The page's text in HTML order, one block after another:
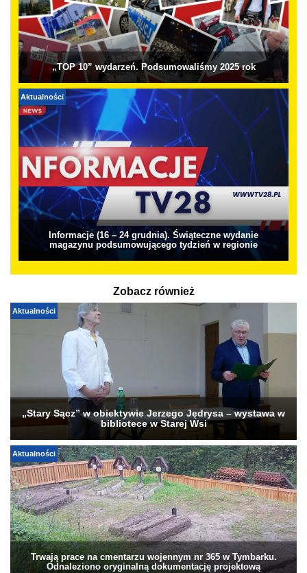
„TOP 10” wydarzeń. Podsumowaliśmy 2025 rok
Aktualności
Informacje (16 – 24 grudnia). Świąteczne wydanie
magazynu podsumowującego tydzień w regionie
Zobacz również
Aktualności
„Stary Sącz” w obiektywie Jerzego Jędrysa – wystawa w
bibliotece w Starej Wsi
Aktualności
Trwają prace na cmentarzu wojennym nr 365 w Tymbarku.
Odnaleziono oryginalną dokumentację projektową